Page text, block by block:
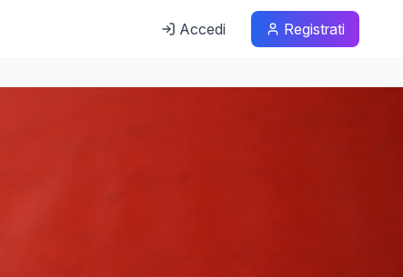
Accedi Registrati